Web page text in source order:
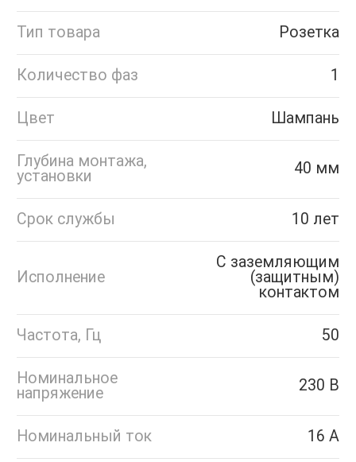
Тип товара Розетка
Количество фаз 1
Цвет Шампань
Глубина монтажа,
установки
40 мм
Срок службы 10 лет
Исполнение
С заземляющим
(защитным)
контактом
Частота, Гц 50
Номинальное
напряжение
230 В
Номинальный ток 16 А